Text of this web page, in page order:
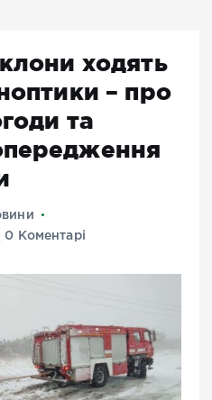
ходять
– про
та
0 Коментарі